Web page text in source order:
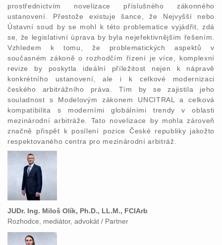
prostřednictvím novelizace příslušného zákonného
ustanovení. Přestože existuje šance, že Nejvyšší nebo
Ústavní soud by se mohl k této problematice vyjádřit, zdá
se, že legislativní úprava by byla nejefektivnějším řešením.
Vzhledem k tomu, že problematických aspektů v
současném zákoně o rozhodčím řízení je více, komplexní
revize by poskytla ideální příležitost nejen k nápravě
konkrétního ustanovení, ale i k celkové modernizaci
českého arbitrážního práva. Tím by se zajistila jeho
souladnost s Modelovým zákonem UNCITRAL a celková
kompatibilita s moderními globálními trendy v oblasti
mezinárodní arbitráže. Tato novelizace by mohla zároveň
značně přispět k posílení pozice České republiky jakožto
respektovaného centra pro mezinárodní arbitráž.
JUDr. Ing. Miloš Olík, Ph.D., LL.M., FCIArb
Rozhodce, mediátor, advokát / Partner